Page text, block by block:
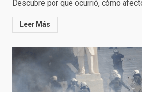
Descubre por qué ocurrió, cómo
Leer Más